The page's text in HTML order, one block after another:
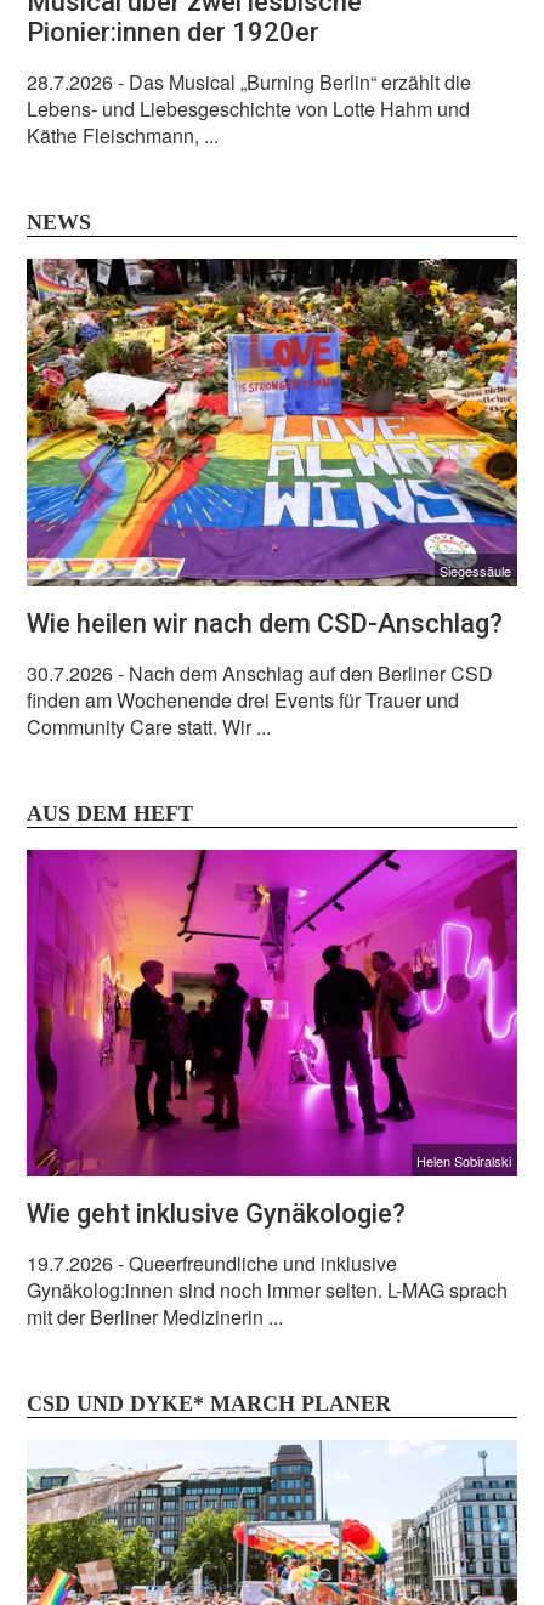
Pionier:innen der 1920er
28.7.2026- Das Musical „Burning Berlin“ erzählt die
Lebens- und Liebesgeschichte von Lotte Hahm und
Käthe Fleischmann, ...
NEWS
Siegessäule
Wie heilen wir nach dem CSD-Anschlag?
30.7.2026- Nach dem Anschlag auf den Berliner CSD
finden am Wochenende drei Events für Trauer und
Community Care statt. Wir ...
AUS DEM HEFT
Helen Sobiralski
Wie geht inklusive Gynäkologie?
19.7.2026- Queerfreundliche und inklusive
Gynäkolog:innen sind noch immer selten. L-MAG sprach
mit der Berliner Medizinerin ...
CSD UND DYKE* MARCH PLANER